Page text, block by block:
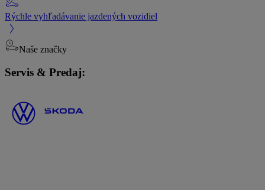
Rýchle vyhľadávanie jazdených vozidiel
Naše značky
Servis & Predaj: